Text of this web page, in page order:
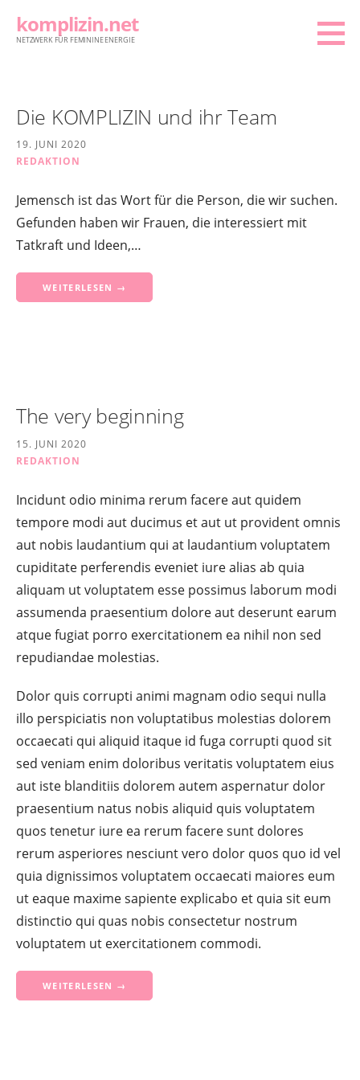
Inhaltkomplizin.net
NETZWERK FÜR FEMININE ENERGIE
Die KOMPLIZIN und ihr Team
19. JUNI 2020
REDAKTION
Jemensch ist das Wort für die Person, die wir suchen.
Gefunden haben wir Frauen, die interessiert mit
Tatkraft und Ideen,…
WEITERLESEN →
The very beginning
15. JUNI 2020
REDAKTION
Incidunt odio minima rerum facere aut quidem
tempore modi aut ducimus et aut ut provident omnis
aut nobis laudantium qui at laudantium voluptatem
cupiditate perferendis eveniet iure alias ab quia
aliquam ut voluptatem esse possimus laborum modi
assumenda praesentium dolore aut deserunt earum
atque fugiat porro exercitationem ea nihil non sed
repudiandae molestias.
Dolor quis corrupti animi magnam odio sequi nulla
illo perspiciatis non voluptatibus molestias dolorem
occaecati qui aliquid itaque id fuga corrupti quod sit
sed veniam enim doloribus veritatis voluptatem eius
aut iste blanditiis dolorem autem aspernatur dolor
praesentium natus nobis aliquid quis voluptatem
quos tenetur iure ea rerum facere sunt dolores
rerum asperiores nesciunt vero dolor quos quo id vel
quia dignissimos voluptatem occaecati maiores eum
ut eaque maxime sapiente explicabo et quia sit eum
distinctio qui quas nobis consectetur nostrum
voluptatem ut exercitationem commodi.
WEITERLESEN →